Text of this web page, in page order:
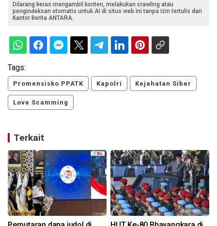
Dilarang keras mengambil konten, melakukan crawling atau
pengindeksan otomatis untuk AI di situs web ini tanpa izin tertulis dari
Kantor Berita ANTARA.
Tags:
Promensisko PPATK Kapolri Kejahatan Siber
Love Scamming
Terkait